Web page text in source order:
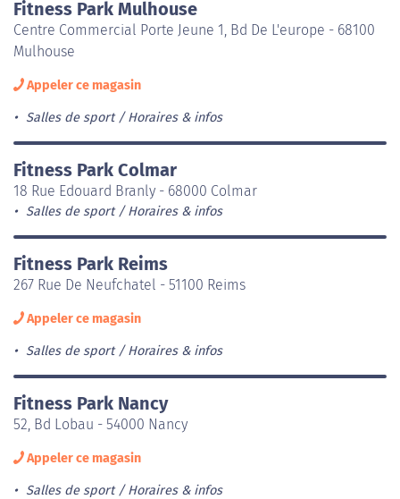
Fitness Park Mulhouse
Centre Commercial Porte Jeune 1, Bd De L'europe - 68100
Mulhouse
Appeler ce magasin
Salles de sport Horaires & infos
Fitness Park Colmar
18 Rue Edouard Branly - 68000 Colmar
Salles de sport Horaires & infos
Fitness Park Reims
267 Rue De Neufchatel - 51100 Reims
Appeler ce magasin
Salles de sport Horaires & infos
Fitness Park Nancy
52, Bd Lobau - 54000 Nancy
Appeler ce magasin
Salles de sport Horaires & infos